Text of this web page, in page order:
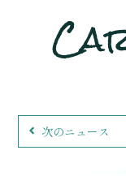
次のニュース